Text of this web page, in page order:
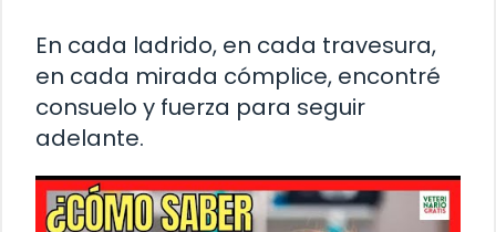
En cada ladrido, en cada travesura,
en cada mirada cómplice, encontré
consuelo y fuerza para seguir
adelante.